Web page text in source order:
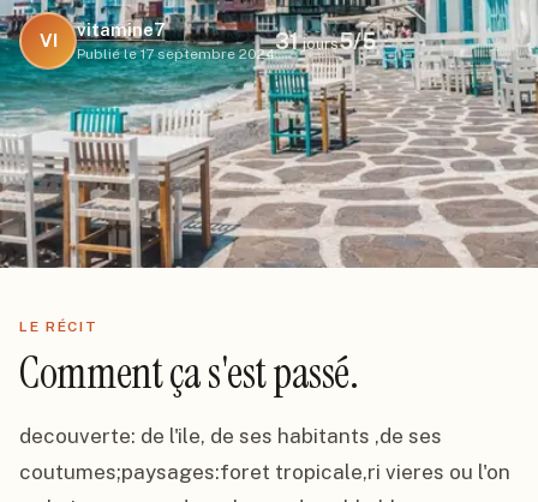
VI
vitamine7
Publié le 17 septembre 2024
31jours5/5
LE RÉCIT
Comment ça s'est passé.
decouverte: de l'ile, de ses habitants ,de ses
coutumes;paysages:foret tropicale,ri vieres ou l'on